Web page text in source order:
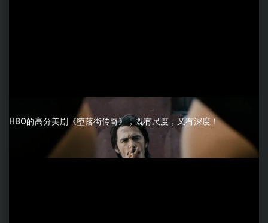
HBO的高分美剧《堕落街传奇》，既有尺度，又有深度！